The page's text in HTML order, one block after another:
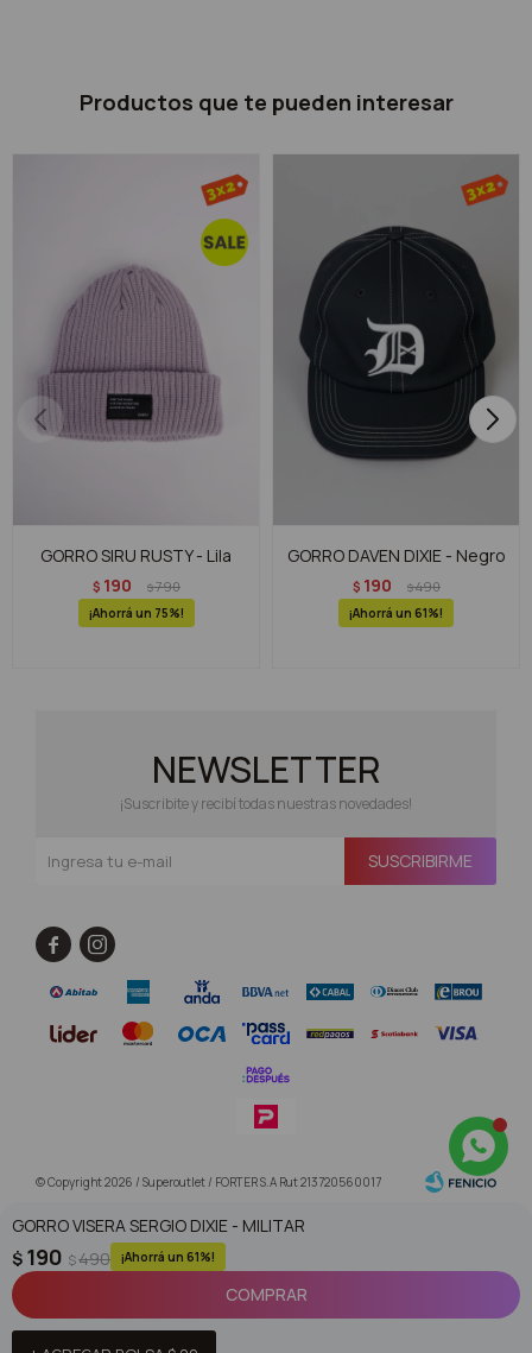
GORRO VISERA SERGIO DIXIE - MILITAR
$ 190 $490 61
COMPRAR
Productos que te pueden interesar
GORRO SIRU RUSTY - Lila
$ 190 $790
75
GORRO DAVEN DIXIE - Negro
$ 190 $490
61
NEWSLETTER
¡Suscribite y recibí todas nuestras novedades!
SUSCRIBIRME
 
© Copyright 2026 / Superoutlet / FORTER S.A Rut 213720560017